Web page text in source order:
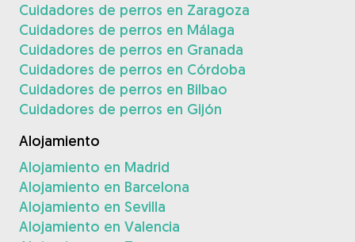
Cuidadores de perros en Zaragoza
Cuidadores de perros en Málaga
Cuidadores de perros en Granada
Cuidadores de perros en Córdoba
Cuidadores de perros en Bilbao
Cuidadores de perros en Gijón
Alojamiento
Alojamiento en Madrid
Alojamiento en Barcelona
Alojamiento en Sevilla
Alojamiento en Valencia